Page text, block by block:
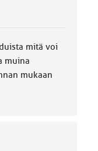
mitä voi
muina
mukaan